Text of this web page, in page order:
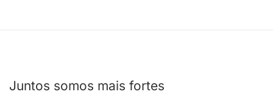
Juntos somos mais fortes